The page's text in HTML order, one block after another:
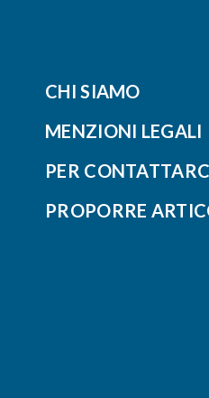
CHI SIAMO
MENZIONI LEGALI
PER
PROPORRE